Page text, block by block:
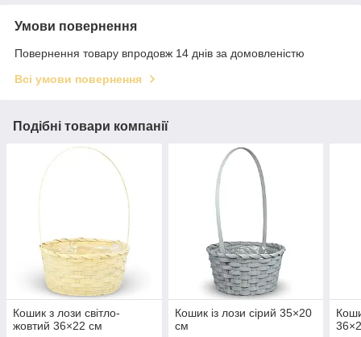
Умови повернення
Повернення товару впродовж 14 днів за домовленістю
Всі умови повернення
Подібні товари компанії
Кошик з лози світло-
жовтий 36×22 см
Кошик із лози сірий 35×20
см